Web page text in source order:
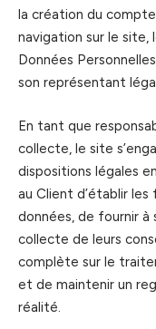
la création du
navigation sur le
Données
son représentant
En tant que
collecte, le site
dispositions légales
au Client d’établir
données, de fournir
collecte de leurs
complète sur le
et de maintenir un
réalité.